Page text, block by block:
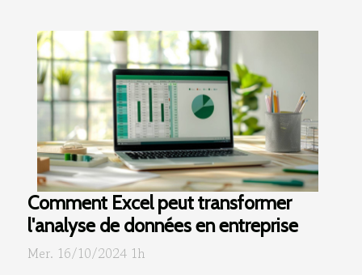
Comment Excel peut transformer
l'analyse de données en entreprise
Mer. 16/10/2024 1h